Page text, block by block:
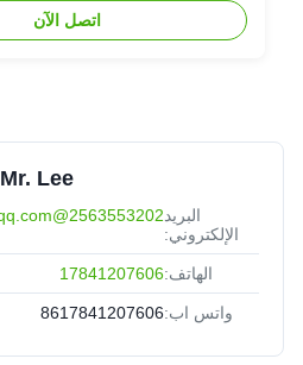
اتصل الآن
Mr. Lee
البريد
الإلكتروني:
2563553202@qq.com
الهاتف:17841207606
واتس اب:8617841207606